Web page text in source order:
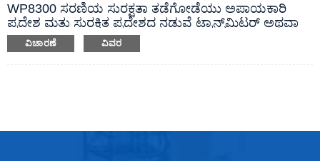
WP8300 ಸರಣಿಯ ಸುರಕ್ಷತಾ ತಡೆಗೋಡೆಯು ಅಪಾಯಕಾರಿ
ಪ್ರದೇಶ ಮತ್ತು ಸುರಕ್ಷಿತ ಪ್ರದೇಶದ ನಡುವೆ ಟ್ರಾನ್ಸ್‌ಮಿಟರ್ ಅಥವಾ
ತಾಪಮಾನ ಸಂವೇದಕದಿಂದ ಉತ್ಪತ್ತಿಯಾಗುವ ಅನಲಾಗ್ ಸಿಗ್ನಲ್
ಅನ್ನು ರವಾನಿಸಲು ವಿನ್ಯಾಸಗೊಳಿಸಲಾಗಿದೆ.ಉತ್ಪನ್ನವನ್ನು 35mm
ವಿಚಾರಣೆ ವಿವರ